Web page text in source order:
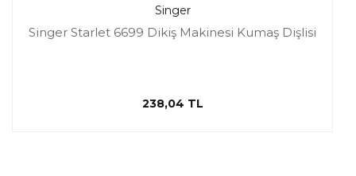
Singer
Singer Starlet 6699 Dikiş Makinesi Kumaş Dişlisi
238,04 TL